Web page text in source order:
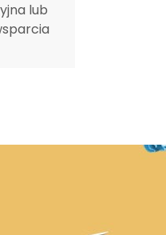
lub